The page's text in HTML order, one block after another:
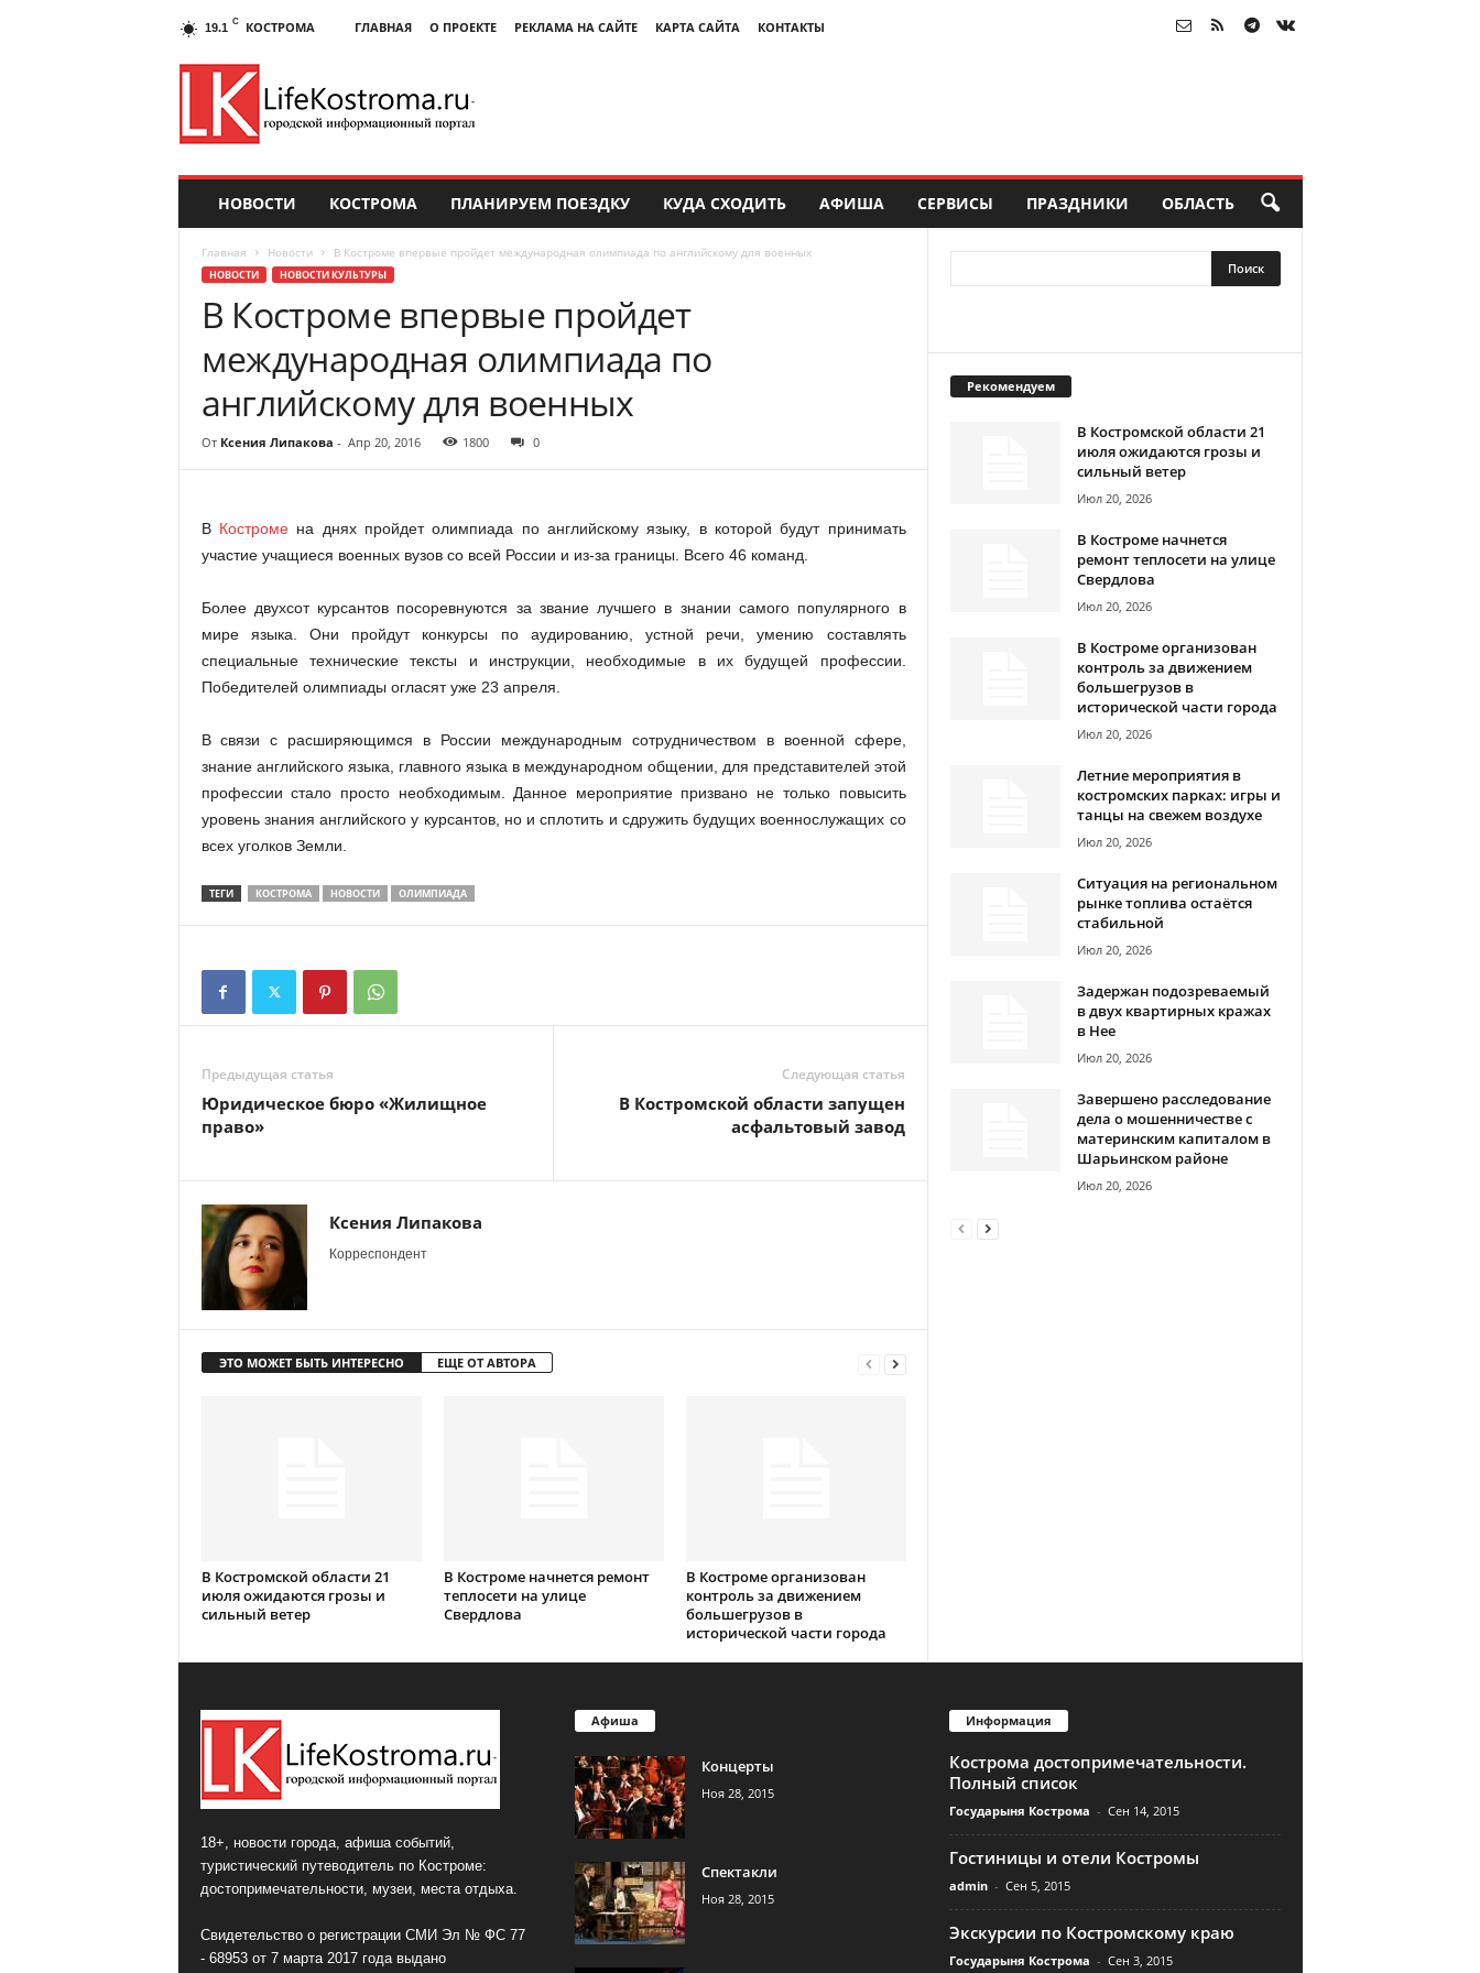
19.1 C КОСТРОМА ГЛАВНАЯ О ПРОЕКТЕ РЕКЛАМА НА САЙТЕ КАРТА САЙТА КОНТАКТЫ
НОВОСТИ КОСТРОМА ПЛАНИРУЕМ ПОЕЗДКУ КУДА СХОДИТЬ АФИША СЕРВИСЫ ПРАЗДНИКИ ОБЛАСТЬ
Главная Новости В Костроме впервые пройдет международная олимпиада по английскому для военных
НОВОСТИ НОВОСТИ КУЛЬТУРЫ
В Костроме впервые пройдет
международная олимпиада по
английскому для военных
От Ксения Липакова - Апр 20, 2016 1800 0
В Костромена днях пройдет олимпиада по английскому языку, в которой будут принимать
участие учащиеся военных вузов со всей России и из-за границы. Всего 46 команд.
Более двухсот курсантов посоревнуются за звание лучшего в знании самого популярного в
мире языка. Они пройдут конкурсы по аудированию, устной речи, умению составлять
специальные технические тексты и инструкции, необходимые в их будущей профессии.
Победителей олимпиады огласят уже 23 апреля.
В связи с расширяющимся в России международным сотрудничеством в военной сфере,
знание английского языка, главного языка в международном общении, для представителей этой
профессии стало просто необходимым. Данное мероприятие призвано не только повысить
уровень знания английского у курсантов, но и сплотить и сдружить будущих военнослужащих со
всех уголков Земли.
ТЕГИ КОСТРОМА НОВОСТИ ОЛИМПИАДА
Предыдущая статья
Юридическое бюро «Жилищное
право»
Следующая статья
В Костромской области запущен
асфальтовый завод
Ксения Липакова
Корреспондент
ЭТО МОЖЕТ БЫТЬ ИНТЕРЕСНО ЕЩЕ ОТ АВТОРА
В Костромской области 21
июля ожидаются грозы и
сильный ветер
В Костроме начнется ремонт
теплосети на улице
Свердлова
В Костроме организован
контроль за движением
большегрузов в
исторической части города
Рекомендуем
В Костромской области 21
июля ожидаются грозы и
сильный ветер
Июл 20, 2026
В Костроме начнется
ремонт теплосети на улице
Свердлова
Июл 20, 2026
В Костроме организован
контроль за движением
большегрузов в
исторической части города
Июл 20, 2026
Летние мероприятия в
костромских парках: игры и
танцы на свежем воздухе
Июл 20, 2026
Ситуация на региональном
рынке топлива остаётся
стабильной
Июл 20, 2026
Задержан подозреваемый
в двух квартирных кражах
в Нее
Июл 20, 2026
Завершено расследование
дела о мошенничестве с
материнским капиталом в
Шарьинском районе
Июл 20, 2026
18+, новости города, афиша событий,
туристический путеводитель по Костроме:
достопримечательности, музеи, места отдыха.
Свидетельство о регистрации СМИ Эл № ФС 77
- 68953 от 7 марта 2017 года выдано
Афиша
Концерты
Ноя 28, 2015
Спектакли
Ноя 28, 2015
Информация
Кострома достопримечательности.
Полный список
Государыня Кострома - Сен 14, 2015
Гостиницы и отели Костромы
admin - Сен 5, 2015
Экскурсии по Костромскому краю
Государыня Кострома - Сен 3, 2015